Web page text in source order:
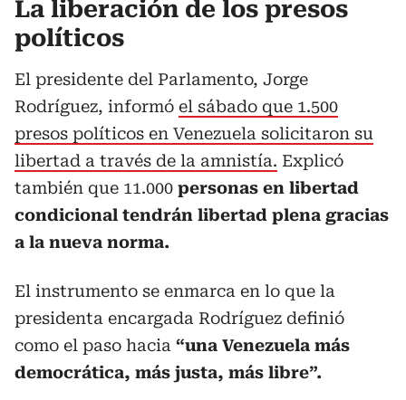
La liberación de los presos
políticos
El presidente del Parlamento, Jorge
Rodríguez, informó el sábado que 1.500
presos políticos en Venezuela solicitaron su
libertad a través de la amnistía. Explicó
también que 11.000 personas en libertad
condicional tendrán libertad plena gracias
a la nueva norma.
El instrumento se enmarca en lo que la
presidenta encargada Rodríguez definió
como el paso hacia “una Venezuela más
democrática, más justa, más libre”.